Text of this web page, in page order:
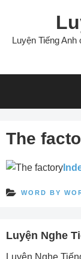
content
Luyện Tiếng
The
WORD BY
Luyện Nghe
Luyện Nghe